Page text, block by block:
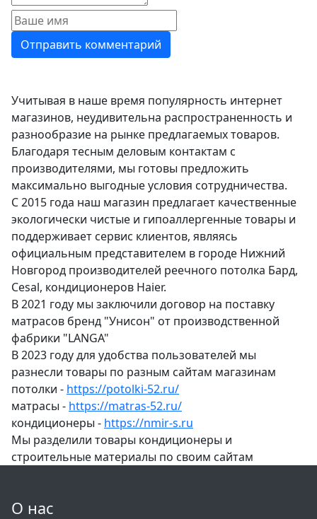
Учитывая в наше время популярность интернет
магазинов, неудивительна распространенность и
разнообразие на рынке предлагаемых товаров.
Благодаря тесным деловым контактам с
производителями, мы готовы предложить
максимально выгодные условия сотрудничества.
С 2015 года наш магазин предлагает качественные
экологически чистые и гипоаллергенные товары и
поддерживает сервис клиентов, являясь
официальным представителем в городе Нижний
Новгород производителей реечного потолка Бард,
Cesal, кондиционеров Haier.
В 2021 году мы заключили договор на поставку
матрасов бренд "Унисон" от производственной
фабрики "LANGA"
В 2023 году для удобства пользователей мы
разнесли товары по разным сайтам магазинам
потолки - https://potolki-52.ru/
матрасы - https://matras-52.ru/
кондиционеры - https://nmir-s.ru
Мы разделили товары кондиционеры и
строительные материалы по своим сайтам
О нас